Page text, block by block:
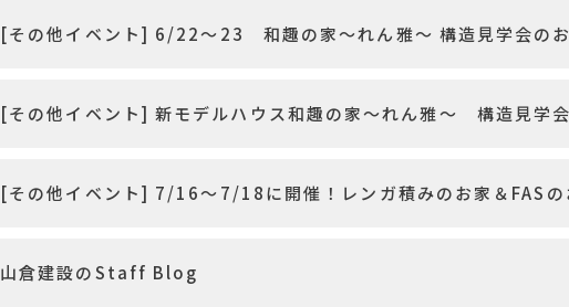
[その他イベント] 6/22～23 和趣の家～れん雅～ 構造見学会の
[その他イベント] 新モデルハウス和趣の家～れん雅～ 構造見学
[その他イベント] 7/16～7/18に開催！レンガ積みのお家＆FASの
山倉建設のStaff Blog